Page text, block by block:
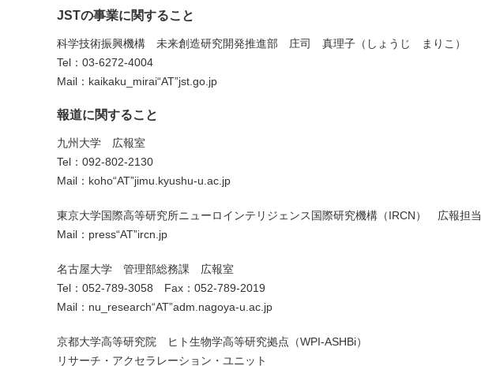
JSTの事業に関すること
科学技術振興機構 未来創造研究開発推進部 庄司 真理子（しょうじ まりこ）
Tel：03-6272-4004
Mail：kaikaku_mirai“AT”jst.go.jp
報道に関すること
九州大学 広報室
Tel：092-802-2130
Mail：koho“AT”jimu.kyushu-u.ac.jp
東京大学国際高等研究所ニューロインテリジェンス国際研究機構（IRCN） 広報担当
Mail：press“AT”ircn.jp
名古屋大学 管理部総務課 広報室
Tel：052-789-3058 Fax：052-789-2019
Mail：nu_research“AT”adm.nagoya-u.ac.jp
京都大学高等研究院 ヒト生物学高等研究拠点（WPI-ASHBi）
リサーチ・アクセラレーション・ユニット